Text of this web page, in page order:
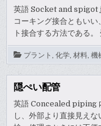
英語 Socket and spigot
コーキング接合ともい
ト接合する方法である
プラント ,化学 ,材料 ,機
隠ぺい配管
英語 Concealed piping
し、外部より直接見え